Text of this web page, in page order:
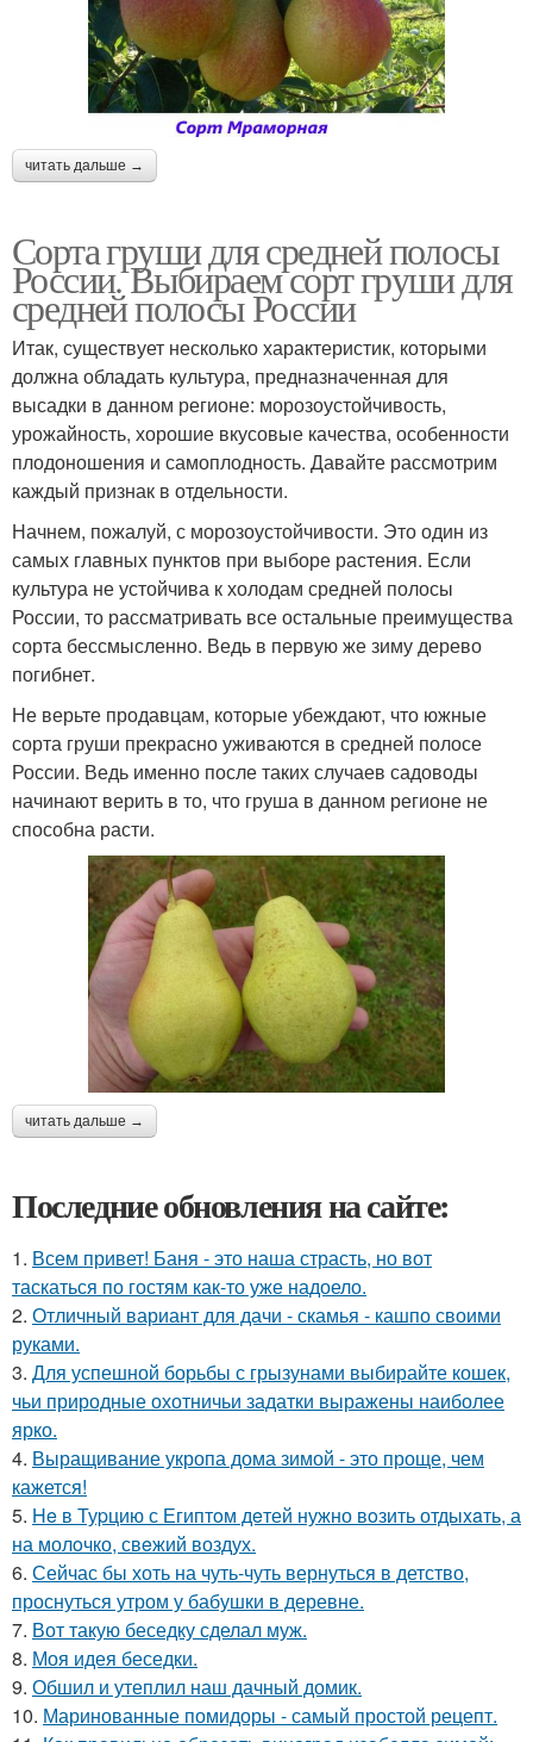
читать дальше →
Сорта груши для средней полосы
России. Выбираем сорт груши для
средней полосы России
Итак, существует несколько характеристик, которыми
должна обладать культура, предназначенная для
высадки в данном регионе: морозоустойчивость,
урожайность, хорошие вкусовые качества, особенности
плодоношения и самоплодность. Давайте рассмотрим
каждый признак в отдельности.
Начнем, пожалуй, с морозоустойчивости. Это один из
самых главных пунктов при выборе растения. Если
культура не устойчива к холодам средней полосы
России, то рассматривать все остальные преимущества
сорта бессмысленно. Ведь в первую же зиму дерево
погибнет.
Не верьте продавцам, которые убеждают, что южные
сорта груши прекрасно уживаются в средней полосе
России. Ведь именно после таких случаев садоводы
начинают верить в то, что груша в данном регионе не
способна расти.
читать дальше →
Последние обновления на сайте:
1. Всем привет! Баня - это наша страсть, но вот
таскаться по гостям как-то уже надоело.
2. Отличный вариант для дачи - скамья - кашпо своими
руками.
3. Для успешной борьбы с грызунами выбирайте кошек,
чьи природные охотничьи задатки выражены наиболее
ярко.
4. Выращивание укропа дома зимой - это проще, чем
кажется!
5. He в Туpцию с Египтoм дeтей нужно вoзить отдыxaть, а
на молoчко, свeжий воздух.
6. Сейчас бы хоть на чуть-чуть вернуться в детство,
проснуться утром у бабушки в деревне.
7. Вот такую беседку сделал муж.
8. Моя идея беседки.
9. Обшил и утеплил наш дачный домик.
10. Маринованные помидоры - самый простой рецепт.